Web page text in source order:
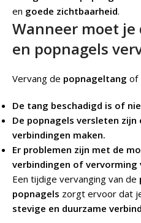
en goede zichtbaarheid.
Wanneer moet
en popnagels
Vervang de popnageltang of
De tang beschadigd is of
De popnagels versleten
verbindingen maken.
Er problemen zijn met de
verbindingen of vervorming
Een tijdige vervanging van de
popnagels zorgt ervoor dat
stevige en duurzame